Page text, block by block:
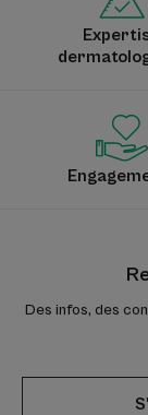
Des infos, des